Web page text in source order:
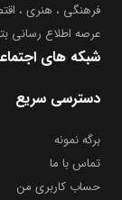
فرهنگی ، هنری ،
عرصه اطلاع رسانی
شبکه های
دسترسی سریع
برگه نمونه
تماس با ما
حساب کاربری من